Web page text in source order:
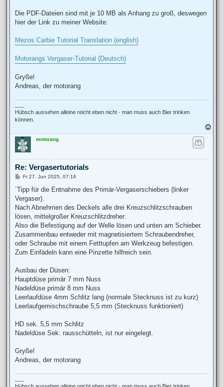
Die PDF-Dateien sind mit je 10 MB als Anhang zu groß, deswegen
hier der Link zu meiner Website:
Mezos Carbie Tutorial Translation (english)
Motorangs Vergaser-Tutorial (Deutsch)
Gryße!
Andreas, der motorang
Hübsch aussehen alleine reicht eben nicht - man muss auch Bier trinken
können.
a
motorang
Re: Vergasertutorials
B
i
r
a
Fr 27. Jun 2025, 07:16
´Tipp für die Entnahme des Primär-Vergaserschiebers (linker
Vergaser).
Nach Abnehmen des Deckels alle drei Kreuzschlitzschrauben
lösen, mittelgroßer Kreuzschlitzdreher.
Also die Befestigung auf der Welle lösen und unten am Schieber.
Zusammenbau entweder mit magnetisiertem Schraubendreher,
oder Schraube mit einem Fetttupfen am Werkzeug befestigen.
Zum Einfädeln kann eine Pinzette hilfreich sein.
Ausbau der Düsen:
Hauptdüse primär 7 mm Nuss
Nadeldüse primär 8 mm Nuss
Leerlaufdüse 4mm Schlitz lang (normale Stecknuss ist zu kurz)
Leerlaufgemischschraube 5,5 mm (Stecknuss funktioniert)
HD sek. 5,5 mm Schlitz
Nadeldüse Sek: rausschütteln, ist nur eingelegt.
Gryße!
Andreas, der motorang